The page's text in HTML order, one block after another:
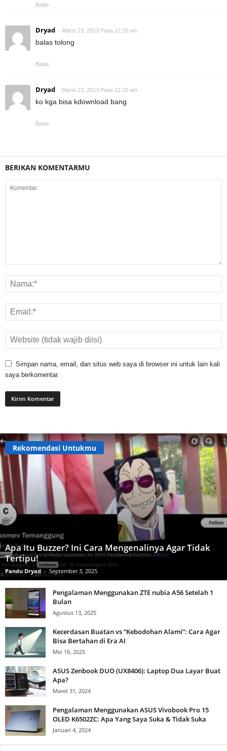
Balas
Dryad Maret 23, 2013 Pada 12:20 am
balas tolong
Balas
Dryad Maret 23, 2013 Pada 12:20 am
ko kga bisa kdownload bang
Balas
BERIKAN KOMENTARMU
Simpan nama, email, dan situs web saya di browser ini untuk lain kali
saya berkomentar.
Rekomendasi Untukmu
Apa Itu Buzzer? Ini Cara Mengenalinya Agar Tidak
Tertipu!
Pandu Dryad - September 3, 2025
Pengalaman Menggunakan ZTE nubia A56 Setelah 1
Bulan
Agustus 13, 2025
Kecerdasan Buatan vs “Kebodohan Alami”: Cara Agar
Bisa Bertahan di Era AI
Mei 16, 2025
ASUS Zenbook DUO (UX8406): Laptop Dua Layar Buat
Apa?
Maret 31, 2024
Pengalaman Menggunakan ASUS Vivobook Pro 15
OLED K6502ZC: Apa Yang Saya Suka & Tidak Suka
Januari 4, 2024